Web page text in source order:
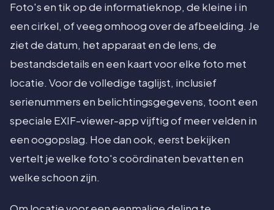
Foto's en tik op de informatieknop, de kleine i in
een cirkel, of veeg omhoog over de afbeelding. Je
ziet de datum, het apparaat en de lens, de
bestandsdetails en een kaart voor elke foto met
locatie. Voor de volledige taglijst, inclusief
serienummers en belichtingsgegevens, toont een
speciale EXIF-viewer-app vijftig of meer velden in
een oogopslag. Hoe dan ook, eerst bekijken
vertelt je welke foto's coördinaten bevatten en
welke schoon zijn.